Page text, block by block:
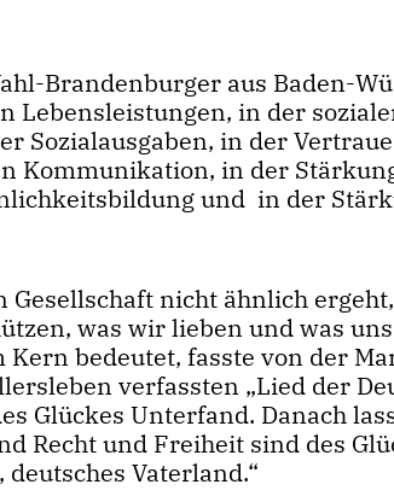
Brandenburger aus Baden-
Lebensleistungen, in der
Sozialausgaben, in der
Kommunikation, in der
und in der
nicht ähnlich
was wir lieben und was
Kern bedeutet, fasste von der
verfassten „Lied der
Glückes Unterfand. Danach
Recht und Freiheit sind des
Vaterland.“